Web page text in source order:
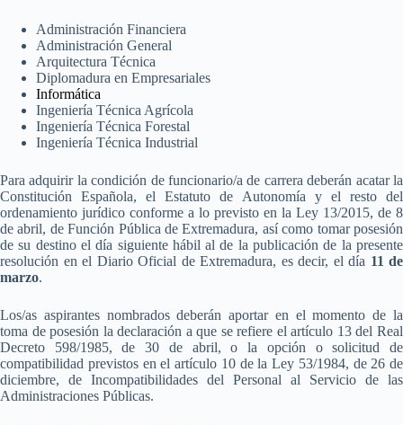
Administración Financiera
Administración General
Arquitectura Técnica
Diplomadura en Empresariales
Informática
Ingeniería Técnica Agrícola
Ingeniería Técnica Forestal
Ingeniería Técnica Industrial
Para adquirir la condición de funcionario/a de carrera deberán acatar la
Constitución Española, el Estatuto de Autonomía y el resto del
ordenamiento jurídico conforme a lo previsto en la Ley 13/2015, de 8
de abril, de Función Pública de Extremadura, así como tomar posesión
de su destino el día siguiente hábil al de la publicación de la presente
resolución en el Diario Oficial de Extremadura, es decir, el día 11 de
marzo.
Los/as aspirantes nombrados deberán aportar en el momento de la
toma de posesión la declaración a que se refiere el artículo 13 del Real
Decreto 598/1985, de 30 de abril, o la opción o solicitud de
compatibilidad previstos en el artículo 10 de la Ley 53/1984, de 26 de
diciembre, de Incompatibilidades del Personal al Servicio de las
Administraciones Públicas.